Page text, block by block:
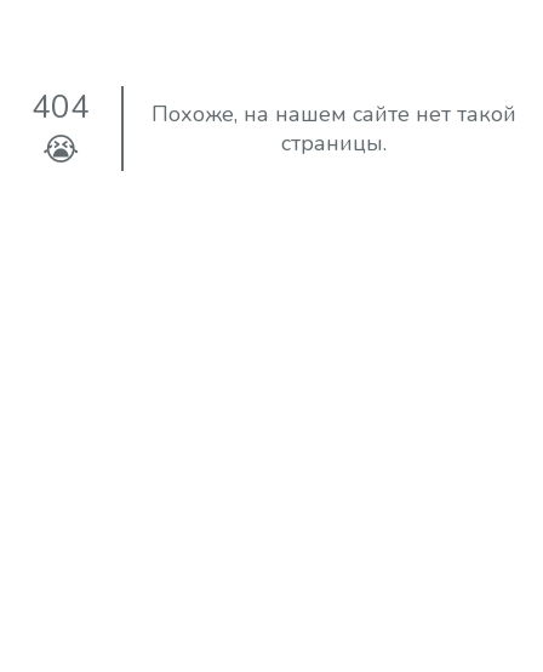
404
😭
Похоже, на нашем сайте нет такой
страницы.